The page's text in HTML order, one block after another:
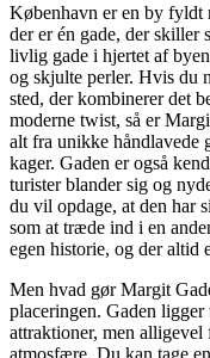
København er en by fyldt
der er én gade, der
livlig gade i hjertet af
og skjulte perler. Hvis du
sted, der kombinerer det
moderne twist, så er
alt fra unikke håndlavede
kager. Gaden er også
turister blander sig og
du vil opdage, at den har
som at træde ind i en
egen historie, og der altid
Men hvad gør Margit
placeringen. Gaden
attraktioner, men
atmosfære. Du kan tage